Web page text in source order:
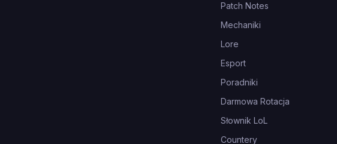
Patch Notes
Mechaniki
Lore
Esport
Poradniki
Darmowa Rotacja
Słownik LoL
Countery